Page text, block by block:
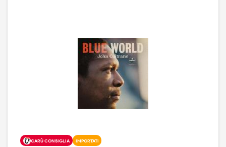
CARÙ CONSIGLIA IMPORTATI